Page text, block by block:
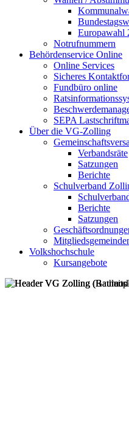
Europawahl
Notrufnummern
Behördenservice Online
Online Services
Sicheres
Fundbüro online
SEPA
Über die VG-Zolling
Verbandsräte
Satzungen
Berichte
Schulverband
Berichte
Satzungen
Volkshochschule
Kursangebote